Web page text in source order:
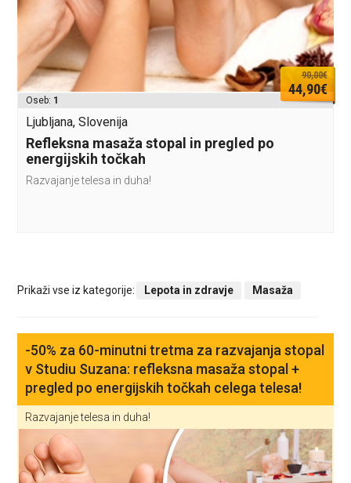
90,00€
44,90€
Oseb: 1
Ljubljana, Slovenija
Refleksna masaža stopal in pregled po
energijskih točkah
Razvajanje telesa in duha!
Prikaži vse iz kategorije: Lepota in zdravje Masaža
-50% za 60-minutni tretma za razvajanja stopal
v Studiu Suzana: refleksna masaža stopal +
pregled po energijskih točkah celega telesa!
Razvajanje telesa in duha!